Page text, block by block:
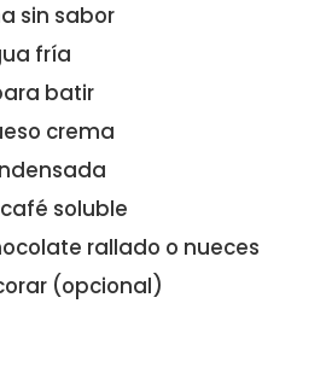
sin sabor
fría
batir
crema
soluble
rallado o nueces
(opcional)